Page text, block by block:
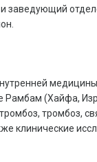
заведующий
Рамбам (Хайфа,
тромбоз,
клинические